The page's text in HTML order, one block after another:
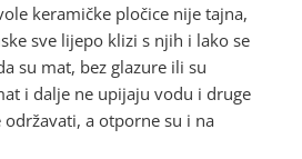
keramičke pločice nije tajna,
sve lijepo klizi s njih i lako se
su mat, bez glazure ili su
i dalje ne upijaju vodu i druge
a otporne su i na